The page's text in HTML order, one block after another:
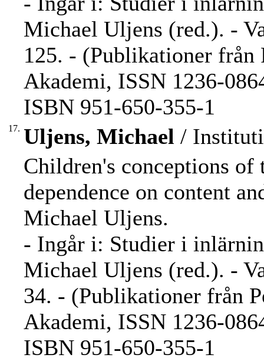
Michael Uljens (red.). -
125. - (Publikationer från
Akademi, ISSN 1236-
ISBN 951-650-355-1
17. Uljens, Michael /
Children's conceptions of
dependence on content
Michael Uljens.
- Ingår i: Studier i
Michael Uljens (red.). -
34. - (Publikationer från
Akademi, ISSN 1236-
ISBN 951-650-355-1